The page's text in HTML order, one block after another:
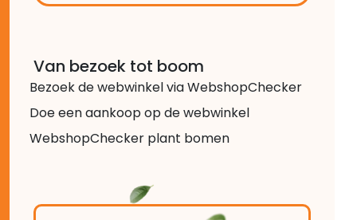
Van bezoek tot boom
Bezoek de webwinkel via WebshopChecker
Doe een aankoop op de webwinkel
WebshopChecker plant bomen